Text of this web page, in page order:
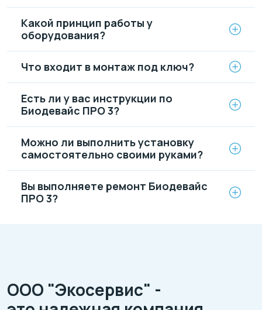
Какой принцип работы у
оборудования?
Что входит в монтаж под ключ?
Есть ли у вас инструкции по
Биодевайс ПРО 3?
Можно ли выполнить установку
самостоятельно своими руками?
Вы выполняете ремонт Биодевайс
ПРО 3?
ООО "Экосервис" -